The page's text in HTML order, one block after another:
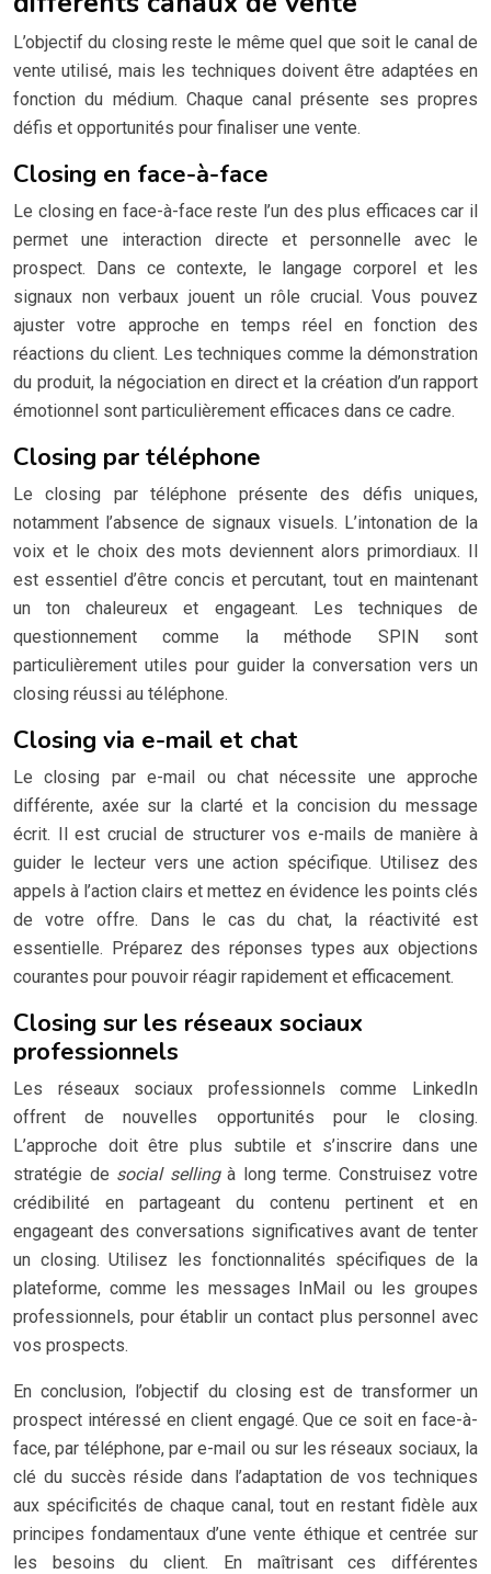
L’objectif du closing reste le même quel que soit le canal de
vente utilisé, mais les techniques doivent être adaptées en
fonction du médium. Chaque canal présente ses propres
défis et opportunités pour finaliser une vente.
Closing en face-à-face
Le closing en face-à-face reste l’un des plus efficaces car il
permet une interaction directe et personnelle avec le
prospect. Dans ce contexte, le langage corporel et les
signaux non verbaux jouent un rôle crucial. Vous pouvez
ajuster votre approche en temps réel en fonction des
réactions du client. Les techniques comme la démonstration
du produit, la négociation en direct et la création d’un rapport
émotionnel sont particulièrement efficaces dans ce cadre.
Closing par téléphone
Le closing par téléphone présente des défis uniques,
notamment l’absence de signaux visuels. L’intonation de la
voix et le choix des mots deviennent alors primordiaux. Il
est essentiel d’être concis et percutant, tout en maintenant
un ton chaleureux et engageant. Les techniques de
questionnement comme la méthode SPIN sont
particulièrement utiles pour guider la conversation vers un
closing réussi au téléphone.
Closing via e-mail et chat
Le closing par e-mail ou chat nécessite une approche
différente, axée sur la clarté et la concision du message
écrit. Il est crucial de structurer vos e-mails de manière à
guider le lecteur vers une action spécifique. Utilisez des
appels à l’action clairs et mettez en évidence les points clés
de votre offre. Dans le cas du chat, la réactivité est
essentielle. Préparez des réponses types aux objections
courantes pour pouvoir réagir rapidement et efficacement.
Closing sur les réseaux sociaux
professionnels
Les réseaux sociaux professionnels comme LinkedIn
offrent de nouvelles opportunités pour le closing.
L’approche doit être plus subtile et s’inscrire dans une
stratégie de social selling à long terme. Construisez votre
crédibilité en partageant du contenu pertinent et en
engageant des conversations significatives avant de tenter
un closing. Utilisez les fonctionnalités spécifiques de la
plateforme, comme les messages InMail ou les groupes
professionnels, pour établir un contact plus personnel avec
vos prospects.
En conclusion, l’objectif du closing est de transformer un
prospect intéressé en client engagé. Que ce soit en face-à-
face, par téléphone, par e-mail ou sur les réseaux sociaux, la
clé du succès réside dans l’adaptation de vos techniques
aux spécificités de chaque canal, tout en restant fidèle aux
principes fondamentaux d’une vente éthique et centrée sur
les besoins du client. En maîtrisant ces différentes